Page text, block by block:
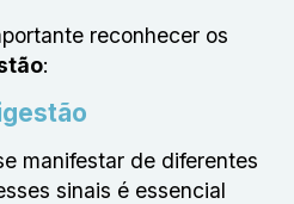
reconhecer os
:
manifestar de diferentes
sinais é essencial